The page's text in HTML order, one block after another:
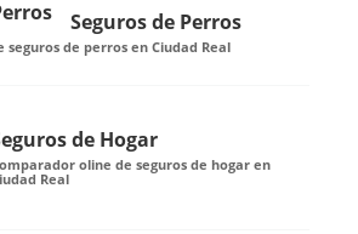
Seguros de Perros
de perros en Ciudad Real
de Hogar
oline de seguros de hogar en
Real